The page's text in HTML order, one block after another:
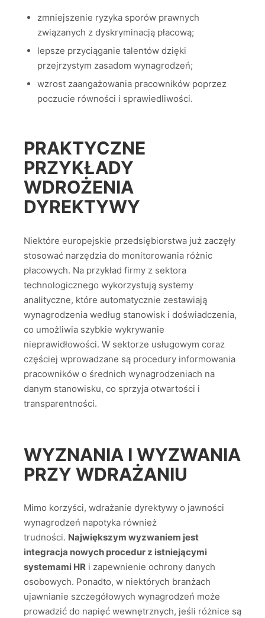
zmniejszenie ryzyka sporów prawnych
związanych z dyskryminacją płacową;
lepsze przyciąganie talentów dzięki
przejrzystym zasadom wynagrodzeń;
wzrost zaangażowania pracowników poprzez
poczucie równości i sprawiedliwości.
PRAKTYCZNE
PRZYKŁADY
WDROŻENIA
DYREKTYWY
Niektóre europejskie przedsiębiorstwa już zaczęły
stosować narzędzia do monitorowania różnic
płacowych. Na przykład firmy z sektora
technologicznego wykorzystują systemy
analityczne, które automatycznie zestawiają
wynagrodzenia według stanowisk i doświadczenia,
co umożliwia szybkie wykrywanie
nieprawidłowości. W sektorze usługowym coraz
częściej wprowadzane są procedury informowania
pracowników o średnich wynagrodzeniach na
danym stanowisku, co sprzyja otwartości i
transparentności.
WYZNANIA I WYZWANIA
PRZY WDRAŻANIU
Mimo korzyści, wdrażanie dyrektywy o jawności
wynagrodzeń napotyka również
trudności. Największym wyzwaniem jest
integracja nowych procedur z istniejącymi
systemami HR i zapewnienie ochrony danych
osobowych. Ponadto, w niektórych branżach
ujawnianie szczegółowych wynagrodzeń może
prowadzić do napięć wewnętrznych, jeśli różnice są